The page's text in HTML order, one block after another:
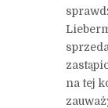
na tej